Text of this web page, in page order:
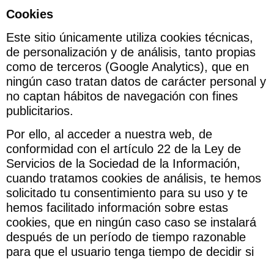
Cookies
Este sitio únicamente utiliza cookies técnicas,
de personalización y de análisis, tanto propias
como de terceros (Google Analytics), que en
ningún caso tratan datos de carácter personal y
no captan hábitos de navegación con fines
publicitarios.
Por ello, al acceder a nuestra web, de
conformidad con el artículo 22 de la Ley de
Servicios de la Sociedad de la Información,
cuando tratamos cookies de análisis, te hemos
solicitado tu consentimiento para su uso y te
hemos facilitado información sobre estas
cookies, que en ningún caso caso se instalará
después de un período de tiempo razonable
para que el usuario tenga tiempo de decidir si